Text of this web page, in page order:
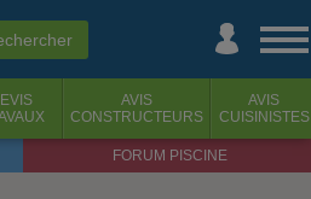
AVIS
CONSTRUCTEURS
AVIS
CUISINISTES
FORUM PISCINE